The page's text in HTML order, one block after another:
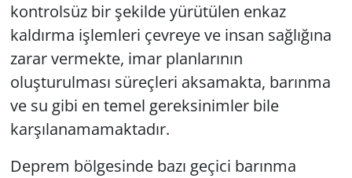
kontrolsüz bir şekilde yürütülen enkaz
kaldırma işlemleri çevreye ve insan sağlığına
zarar vermekte, imar planlarının
oluşturulması süreçleri aksamakta, barınma
ve su gibi en temel gereksinimler bile
karşılanamamaktadır.
Deprem bölgesinde bazı geçici barınma